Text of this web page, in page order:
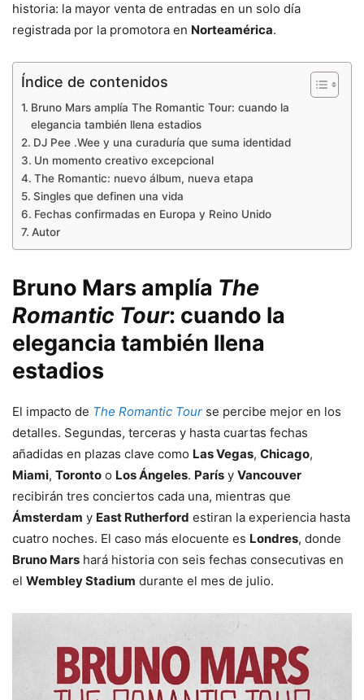
historia: la mayor venta de entradas en un solo día
registrada por la promotora en Norteamérica.
Índice de contenidos
Bruno Mars amplía The Romantic Tour: cuando la
elegancia también llena estadios
DJ Pee .Wee y una curaduría que suma identidad
Un momento creativo excepcional
The Romantic: nuevo álbum, nueva etapa
Singles que definen una vida
Fechas confirmadas en Europa y Reino Unido
Autor
Bruno Mars amplía The
Romantic Tour: cuando la
elegancia también llena
estadios
El impacto de The Romantic Tour se percibe mejor en los
detalles. Segundas, terceras y hasta cuartas fechas
añadidas en plazas clave como Las Vegas, Chicago,
Miami, Toronto o Los Ángeles. París y Vancouver
recibirán tres conciertos cada una, mientras que
Ámsterdam y East Rutherford estiran la experiencia hasta
cuatro noches. El caso más elocuente es Londres, donde
Bruno Mars hará historia con seis fechas consecutivas en
el Wembley Stadium durante el mes de julio.